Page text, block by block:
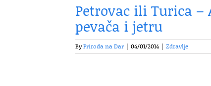
Petrovac ili Turica –
pevača i jetru
ByPriroda na Dar | 04/01/2014 | Zdravlje